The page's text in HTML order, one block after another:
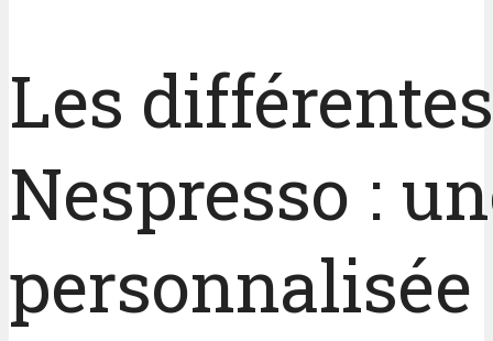
Les
Nespresso :
personnalisée